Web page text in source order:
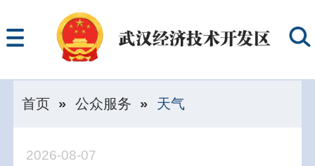
首页 » 公众服务 » 天气
2026-08-07